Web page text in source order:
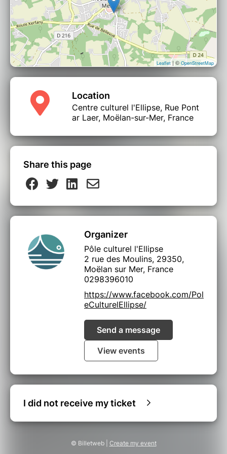
Leaflet| © OpenStreetMap
Location
Centre culturel l'Ellipse, Rue Pont
ar Laer, Moëlan-sur-Mer, France
Share this page
Organizer
Pôle culturel l'Ellipse
2 rue des Moulins, 29350,
Moëlan sur Mer, France
0298396010
https://www.facebook.com/Pol
eCulturelEllipse/
Send a message
View events
I did not receive my ticket
© Billetweb | Create my event